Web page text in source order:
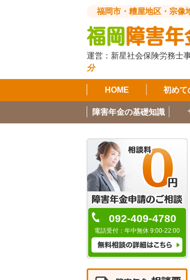
福岡市・糟屋地区・宗像
運営： 新星社会保険労務士
分
HOME 初めて
障害年金の基礎知識
092-409-4780
電話受付：年中無休 9:00-22:00